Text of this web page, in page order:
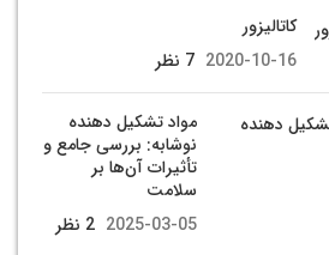
کاتالیزور
2020-10-16 7 نظر
مواد تشکیل‌ دهنده
نوشابه: بررسی جامع و
تأثیرات آن‌ها بر
سلامت
2025-03-05 2 نظر